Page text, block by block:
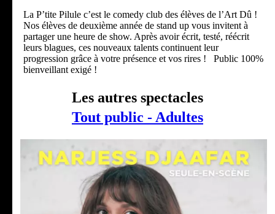
La P’tite Pilule c’est le comedy club des élèves de l’Art Dû !
Nos élèves de deuxième année de stand up vous invitent à
partager une heure de show. Après avoir écrit, testé, réécrit
leurs blagues, ces nouveaux talents continuent leur
progression grâce à votre présence et vos rires ! Public 100%
bienveillant exigé !
Les autres spectacles
Tout public - Adultes